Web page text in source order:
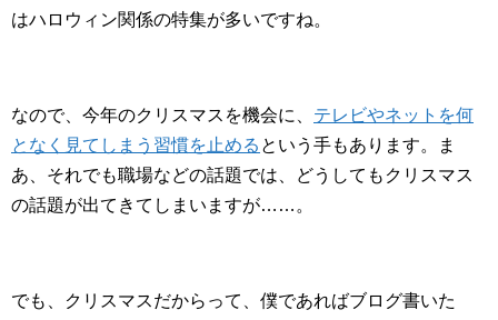
はハロウィン関係の特集が多いですね。
なので、今年のクリスマスを機会に、 テレビやネットを何
となく見てしまう習慣を止める という手もあります。ま
あ、それでも職場などの話題では、どうしてもクリスマス
の話題が出てきてしまいますが……。
でも、クリスマスだからって、僕であればブログ書いた